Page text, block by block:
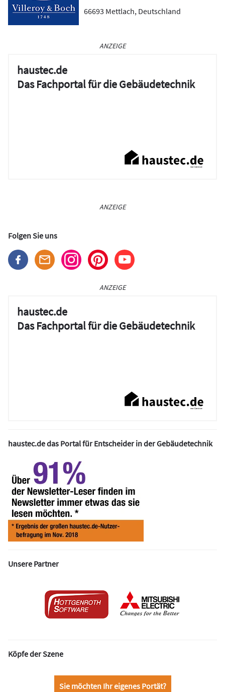
66693 Mettlach, Deutschland
ANZEIGE
haustec.de
Das Fachportal für die Gebäudetechnik
ANZEIGE
Folgen Sie uns
ANZEIGE
haustec.de
Das Fachportal für die Gebäudetechnik
haustec.de das Portal für Entscheider in der Gebäudetechnik
Unsere Partner
Köpfe der Szene
Sie möchten Ihr eigenes Portät?